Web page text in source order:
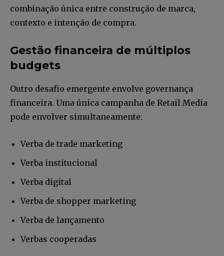
INSCREVA-SE
Li e aceito a Política de Privacidade.
Fãs Seguidores
12,345
Seguidores
combinação única entre construção de marca,
contexto e intenção de compra.
Gestão financeira de múltiplos
budgets
Outro desafio emergente envolve governança
financeira. Uma única campanha de Retail Media
pode envolver simultaneamente:
Verba de trade marketing
Verba institucional
Verba digital
Verba de shopper marketing
Verba de lançamento
Verbas cooperadas